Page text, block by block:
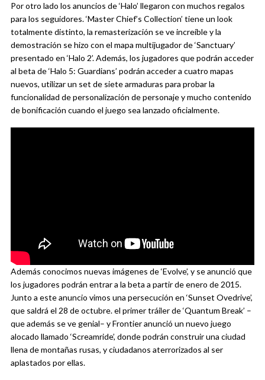
Por otro lado los anuncios de ‘Halo’ llegaron con muchos regalos
para los seguidores. ‘Master Chief’s Collection’ tiene un look
totalmente distinto, la remasterización se ve increíble y la
demostración se hizo con el mapa multijugador de ‘Sanctuary’
presentado en ‘Halo 2’. Además, los jugadores que podrán acceder
al beta de ‘Halo 5: Guardians’ podrán acceder a cuatro mapas
nuevos, utilizar un set de siete armaduras para probar la
funcionalidad de personalización de personaje y mucho contenido
de bonificación cuando el juego sea lanzado oficialmente.
Además conocimos nuevas imágenes de ‘Evolve’, y se anunció que
los jugadores podrán entrar a la beta a partir de enero de 2015.
Junto a este anuncio vimos una persecución en ‘Sunset Ovedrive’,
que saldrá el 28 de octubre. el primer tráiler de ‘Quantum Break’ –
que además se ve genial– y Frontier anunció un nuevo juego
alocado llamado ‘Screamride’, donde podrán construir una ciudad
llena de montañas rusas, y ciudadanos aterrorizados al ser
aplastados por ellas.